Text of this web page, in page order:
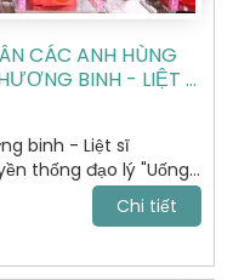
CÁC ANH HÙNG
BINH - LIỆT SĨ
binh - Liệt sĩ
thống đạo lý "Uống
Hiệp hội Du lịch Hà
tưởng niệm các
gần 2.000 Anh
Chi tiết